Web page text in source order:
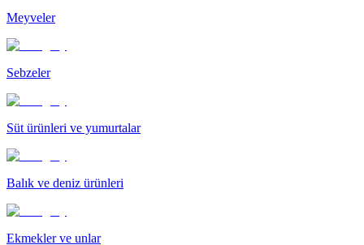
Meyveler
Sebzeler
Süt ürünleri ve yumurtalar
Balık ve deniz ürünleri
Ekmekler ve unlar